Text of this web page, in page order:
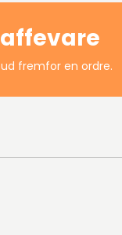
fremfor en ordre.